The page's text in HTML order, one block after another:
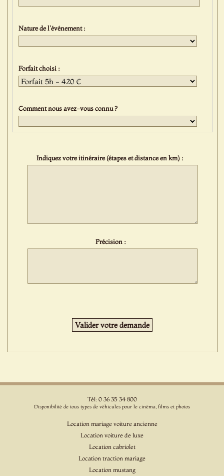
Nature de l'événement :
Forfait choisi :
Comment nous avez-vous connu ?
Indiquez votre itinéraire (étapes et distance en km) :
Précision :
Tél: 0 36 35 34 800
Disponibilité de tous types de véhicules pour le cinéma, films et photos
Location mariage voiture ancienne
Location voiture de luxe
Location cabriolet
Location traction mariage
Location mustang